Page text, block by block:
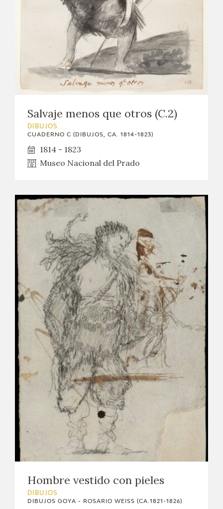
Salvaje menos que otros (C.2)
DIBUJOS
CUADERNO C (DIBUJOS, CA. 1814-1823)
1814 - 1823
Museo Nacional del Prado
Hombre vestido con pieles
DIBUJOS
DIBUJOS GOYA - ROSARIO WEISS (CA.1821-1826)